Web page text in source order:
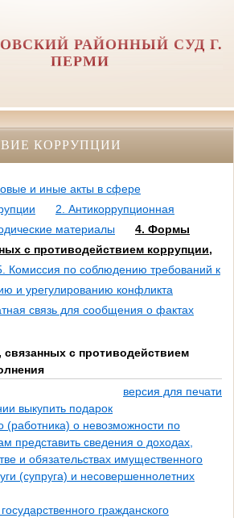
РАЙОННЫЙ СУД Г.
ПЕРМИ
КОРРУПЦИИ
и иные акты в сфере
2. Антикоррупционная
материалы
4. Формы
с противодействием коррупции,
Комиссия по соблюдению требований к
и урегулированию конфликта
связь для сообщения о фактах
с противодействием
версия для печати
выкупить подарок
(работника) о невозможности по
представить сведения о доходах,
и обязательствах имущественного
(супруга) и несовершеннолетних
гражданского